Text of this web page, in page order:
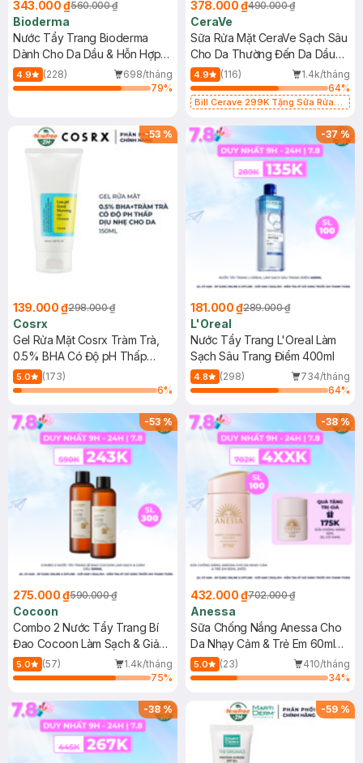
343.000 ₫560.000 ₫
Bioderma
Nước Tẩy Trang Bioderma
Dành Cho Da Dầu & Hỗn Hợp
500ml
4.9 (228)
698/tháng
79%
378.000 ₫490.000 ₫
CeraVe
Sữa Rửa Mặt CeraVe Sạch Sâu
Cho Da Thường Đến Da Dầu
473ml
4.9 (116)
1.4k/tháng
64%
Bill Cerave 299K Tặng Sữa Rửa
-53 %
139.000 ₫298.000 ₫
Cosrx
Gel Rửa Mặt Cosrx Tràm Trà,
0.5% BHA Có Độ pH Thấp
150ml
5.0
(173)
6%
-37%
181.000 ₫289.000 ₫
L'Oreal
Nước Tẩy Trang L'Oreal Làm
Sạch Sâu Trang Điểm 400ml
4.8 (298)
734/tháng
64%
-53%
275.000 ₫590.000 ₫
Cocoon
Combo 2 Nước Tẩy Trang Bí
Đao Cocoon Làm Sạch & Giảm
Dầu 500ml
5.0 (57)
1.4k/tháng
75%
-38%
432.000 ₫702.000 ₫
Anessa
Sữa Chống Nắng Anessa Cho
Da Nhạy Cảm & Trẻ Em 60ml
(Mới)
5.0 (23)
410/tháng
34%
-38% -59 %